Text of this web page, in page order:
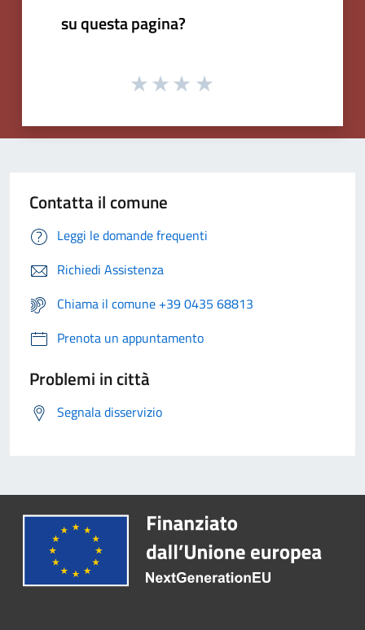
su questa pagina?
Contatta il comune
Leggi le domande frequenti
Richiedi Assistenza
Chiama il comune +39 0435 68813
Prenota un appuntamento
Problemi in città
Segnala disservizio